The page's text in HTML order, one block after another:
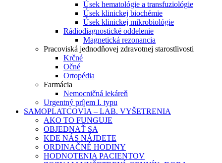
Úsek hematológie a transfuziológie
Úsek klinickej biochémie
Úsek klinickej mikrobiológie
Rádiodiagnostické oddelenie
Magnetická rezonancia
Pracoviská jednodňovej zdravotnej starostlivosti
Krčné
Očné
Ortopédia
Farmácia
Nemocničná lekáreň
Urgentný príjem I. typu
SAMOPLATCOVIA – LAB. VYŠETRENIA
AKO TO FUNGUJE
OBJEDNAŤ SA
KDE NÁS NÁJDETE
ORDINAČNÉ HODINY
HODNOTENIA PACIENTOV